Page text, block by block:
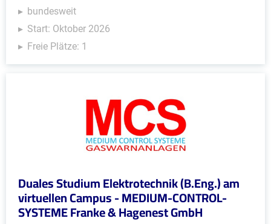
bundesweit
Start: Oktober 2026
Freie Plätze: 1
Duales Studium Elektrotechnik (B.Eng.) am
virtuellen Campus - MEDIUM-CONTROL-
SYSTEME Franke & Hagenest GmbH